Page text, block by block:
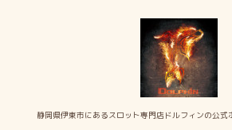
静岡県伊東市にあるスロット専門店ドルフィンの公